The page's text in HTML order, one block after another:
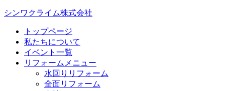
シンワクライム株式会社
トップページ
私たちについて
イベント一覧
リフォームメニュー
水回りリフォーム
全面リフォーム